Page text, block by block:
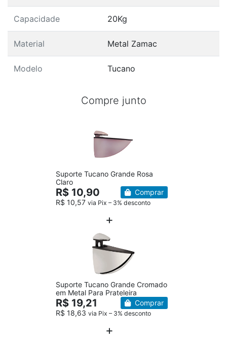
Capacidade 20Kg
Material Metal Zamac
Modelo Tucano
Compre junto
Suporte Tucano Grande Rosa
Claro
R$ 10,90
R$ 10,57 via Pix – 3% desconto
Comprar
Suporte Tucano Grande Cromado
em Metal Para Prateleira
R$ 19,21
R$ 18,63 via Pix – 3% desconto
Comprar